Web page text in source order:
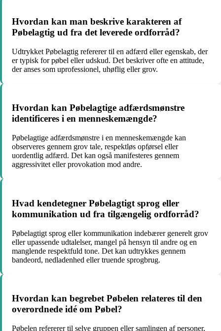
Hvordan kan man beskrive karakteren af
Pøbelagtig ud fra det leverede ordforråd?
Udtrykket Pøbelagtig refererer til en adfærd eller egenskab, der
er typisk for pøbel eller udskud. Det beskriver ofte en attitude,
der anses som uprofessionel, uhøflig eller grov.
Hvordan kan Pøbelagtige adfærdsmønstre
identificeres i en menneskemængde?
Pøbelagtige adfærdsmønstre i en menneskemængde kan
observeres gennem grov tale, respektløs opførsel eller
uordentlig adfærd. Det kan også manifesteres gennem
aggressivitet eller provokation mod andre.
Hvad kendetegner Pøbelagtigt sprog eller
kommunikation ud fra tilgængelig ordforråd?
Pøbelagtigt sprog eller kommunikation indebærer generelt grov
eller upassende udtalelser, mangel på hensyn til andre og en
manglende respektfuld tone. Det kan udtrykkes gennem
bandeord, nedladenhed eller truende sprogbrug.
Hvordan kan begrebet Pøbelen relateres til den
overordnede idé om Pøbel?
Pøbelen refererer til selve gruppen eller samlingen af personer,